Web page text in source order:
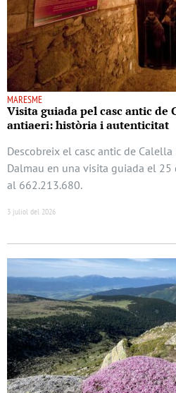
MARESME
Visita guiada pel casc antic de
antiaeri: història i autenticitat
Descobreix el casc antic de
Dalmau en una visita guiada el 25
al 662.213.680.
3 juliol del 2026